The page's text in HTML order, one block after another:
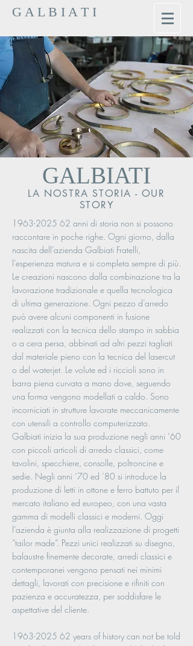
G A L B I A T I
GALBIATI
LA NOSTRA STORIA - OUR
STORY
1963-2025 62 anni di storia non si possono
raccontare in poche righe. Ogni giorno, dalla
nascita dell’azienda Galbiati Fratelli,
l’esperienza matura e si completa sempre di più.
Le creazioni nascono dalla combinazione tra la
lavorazione tradizionale e quella tecnologica
di ultima generazione. Ogni pezzo d’arredo
può avere alcuni componenti in fusione
realizzati con la tecnica dello stampo in sabbia
o a cera persa, abbinati ad altri pezzi tagliati
dal materiale pieno con la tecnica del lasercut
o del waterjet. Le volute ed i riccioli sono in
barra piena curvata a mano dove, seguendo
una forma vengono modellati a caldo. Sono
incorniciati in strutture lavorate meccanicamente
con utensili a controllo computerizzato.
Galbiati inizia la sua produzione negli anni ‘60
con piccoli articoli di arredo classici, come
tavolini, specchiere, consolle, poltroncine e
sedie. Negli anni ‘70 ed ‘80 si introduce la
produzione di letti in ottone e ferro battuto per il
mercato italiano ed europeo, con una vasta
gamma di modelli classici e moderni. Oggi
l’azienda è giunta alla realizzazione di progetti
“tailor made”. Pezzi unici realizzati su disegno,
balaustre finemente decorate, arredi classici e
contemporanei vengono pensati nei minimi
dettagli, lavorati con precisione e rifiniti con
pazienza e accuratezza, per soddisfare le
aspettative del cliente.
1963-2025 62 years of history can not be told